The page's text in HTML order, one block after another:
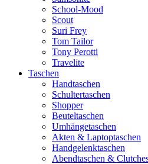
School-Mood
Scout
Suri Frey
Tom Tailor
Tony Perotti
Travelite
Taschen
Handtaschen
Schultertaschen
Shopper
Beuteltaschen
Umhängetaschen
Akten & Laptoptaschen
Handgelenktaschen
Abendtaschen &